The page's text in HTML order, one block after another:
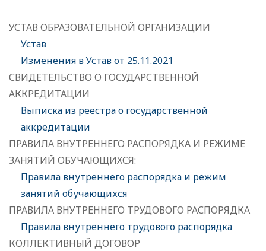
УСТАВ ОБРАЗОВАТЕЛЬНОЙ ОРГАНИЗАЦИИ
Устав
Изменения в Устав от 25.11.2021
СВИДЕТЕЛЬСТВО О ГОСУДАРСТВЕННОЙ
АККРЕДИТАЦИИ
Выписка из реестра о государственной
аккредитации
ПРАВИЛА ВНУТРЕННЕГО РАСПОРЯДКА И РЕЖИМЕ
ЗАНЯТИЙ ОБУЧАЮЩИХСЯ:
Правила внутреннего распорядка и режим
занятий обучающихся
ПРАВИЛА ВНУТРЕННЕГО ТРУДОВОГО РАСПОРЯДКА
Правила внутреннего трудового распорядка
КОЛЛЕКТИВНЫЙ ДОГОВОР